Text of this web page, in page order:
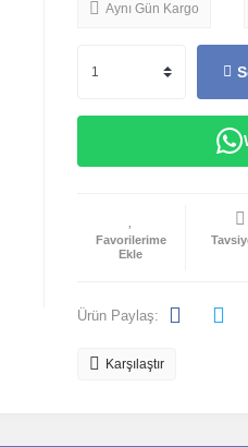
Aynı Gün Kargo
Ürün Paylaş:
Karşılaştır